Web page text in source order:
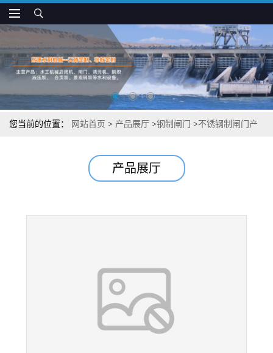
您当前的位置： 网站首页 > 产品展厅 >钢制闸门 >不锈钢制闸门产
产品展厅